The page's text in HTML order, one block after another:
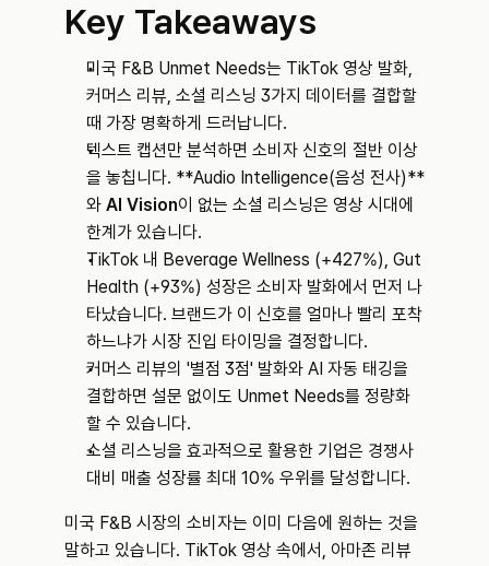
Key Takeaways
미국 F&B Unmet Needs는 TikTok 영상 발화,
커머스 리뷰, 소셜 리스닝 3가지 데이터를 결합할
때 가장 명확하게 드러납니다.
텍스트 캡션만 분석하면 소비자 신호의 절반 이상
을 놓칩니다. **Audio Intelligence(음성 전사)**
와 AI Vision이 없는 소셜 리스닝은 영상 시대에
한계가 있습니다.
TikTok 내 Beverage Wellness (+427%), Gut
Health (+93%) 성장은 소비자 발화에서 먼저 나
타났습니다. 브랜드가 이 신호를 얼마나 빨리 포착
하느냐가 시장 진입 타이밍을 결정합니다.
커머스 리뷰의 '별점 3점' 발화와 AI 자동 태깅을
결합하면 설문 없이도 Unmet Needs를 정량화
할 수 있습니다.
소셜 리스닝을 효과적으로 활용한 기업은 경쟁사
대비 매출 성장률 최대 10% 우위를 달성합니다.
미국 F&B 시장의 소비자는 이미 다음에 원하는 것을
말하고 있습니다. TikTok 영상 속에서, 아마존 리뷰